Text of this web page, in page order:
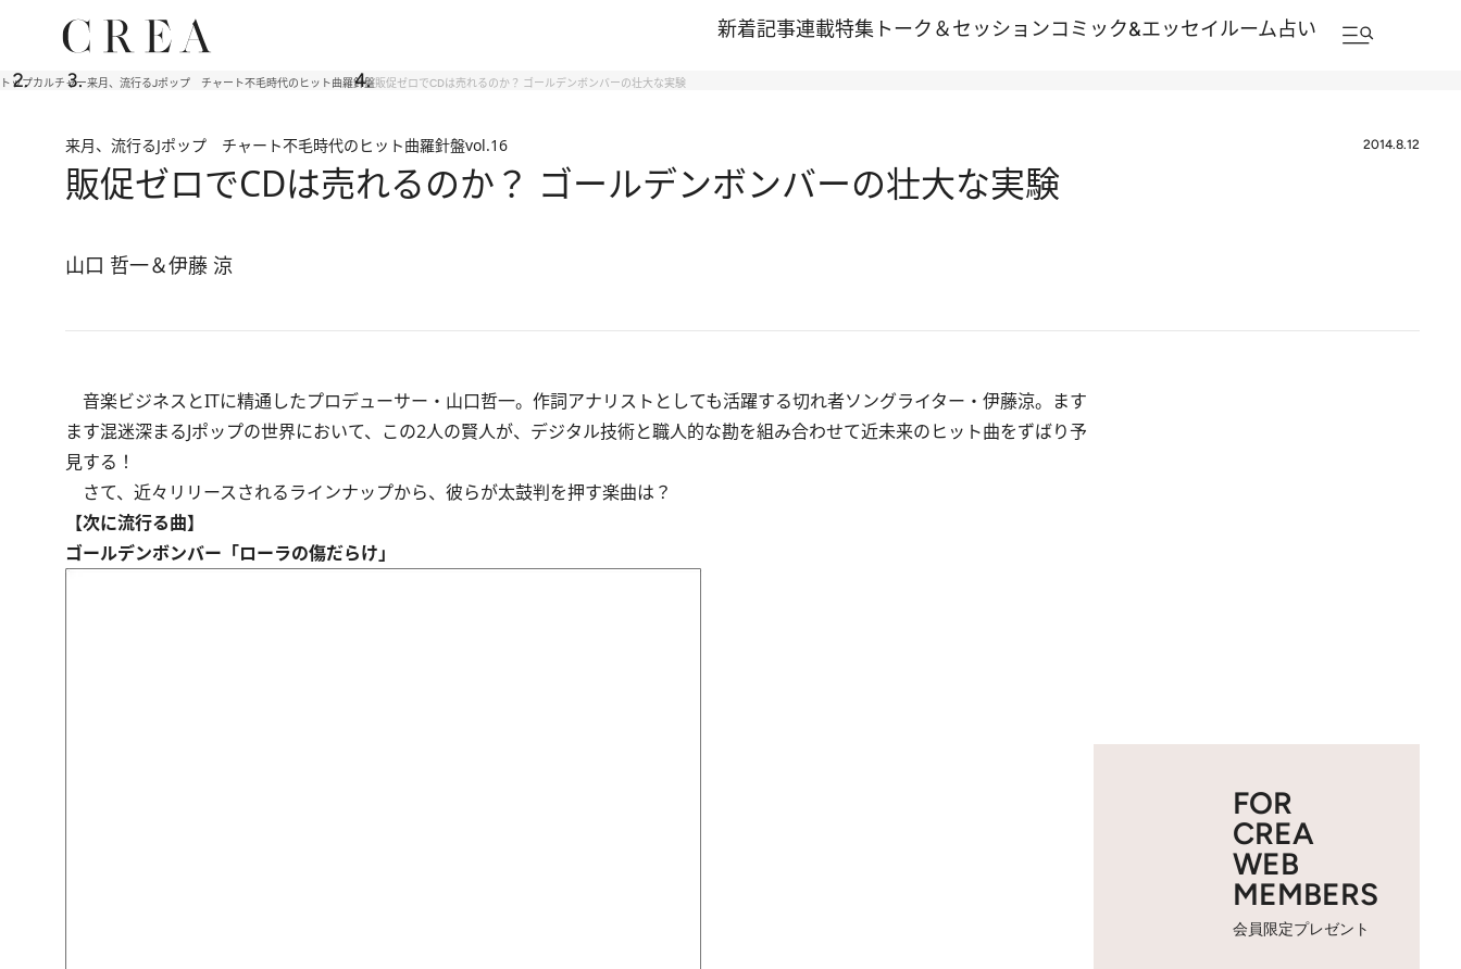
新着記事連載特集 トーク＆セッションコミック&エッセイルーム占い
トップカルチャー来月、流行るJポップ チャート不毛時代のヒット曲羅針盤販促ゼロでCDは売れるのか？ ゴールデンボンバーの壮大な実験
来月、流行るJポップ チャート不毛時代のヒット曲羅針盤vol.16 2014.8.12
販促ゼロでCDは売れるのか？ ゴールデンボンバーの壮大な実験
山口 哲一＆伊藤 涼
音楽ビジネスとITに精通したプロデューサー・山口哲一。作詞アナリストとしても活躍する切れ者ソングライター・伊藤涼。ます
ます混迷深まるJポップの世界において、この2人の賢人が、デジタル技術と職人的な勘を組み合わせて近未来のヒット曲をずばり予
見する！
さて、近々リリースされるラインナップから、彼らが太鼓判を押す楽曲は？
【次に流行る曲】
ゴールデンボンバー「ローラの傷だらけ」
FOR
CREA
WEB
MEMBERS
会員限定プレゼント